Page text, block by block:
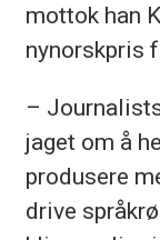
mottok han
nynorskpris
–
jaget om å
produsere
drive